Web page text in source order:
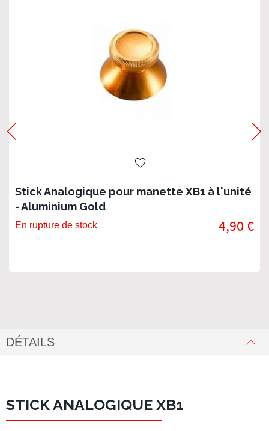
Stick Analogique pour manette XB1 à l'unité
- Aluminium Gold
En rupture de stock 4,90 €
DÉTAILS
STICK ANALOGIQUE XB1